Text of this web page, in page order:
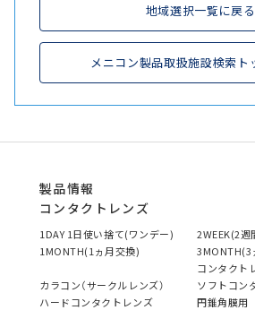
地域選択一覧に戻る
メニコン製品取扱施設検索ト
製品情報
コンタクトレンズ
1DAY 1日使い捨て(ワンデー)
2WEEK(2週
1MONTH(1ヵ月交換)
3MONTH(3
コンタクト
カラコン（サークルレンズ）
ソフトコン
ハードコンタクトレンズ
円錐角膜用